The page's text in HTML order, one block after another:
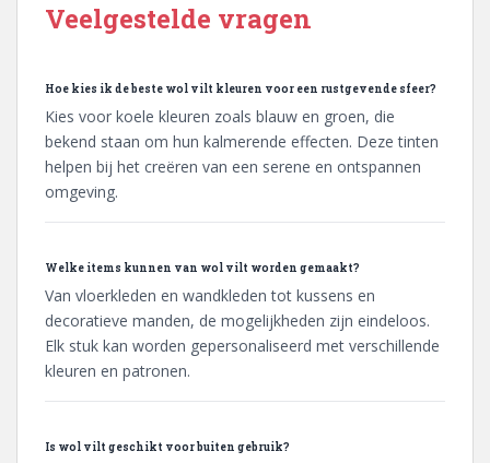
Veelgestelde vragen
Hoe kies ik de beste wol vilt kleuren voor een rustgevende sfeer?
Kies voor koele kleuren zoals blauw en groen, die
bekend staan om hun kalmerende effecten. Deze tinten
helpen bij het creëren van een serene en ontspannen
omgeving.
Welke items kunnen van wol vilt worden gemaakt?
Van vloerkleden en wandkleden tot kussens en
decoratieve manden, de mogelijkheden zijn eindeloos.
Elk stuk kan worden gepersonaliseerd met verschillende
kleuren en patronen.
Is wol vilt geschikt voor buiten gebruik?